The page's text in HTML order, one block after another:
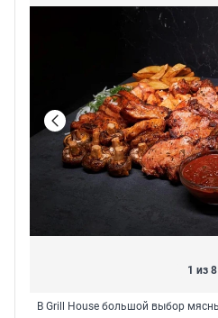
1 из 8
В Grill House большой выбор